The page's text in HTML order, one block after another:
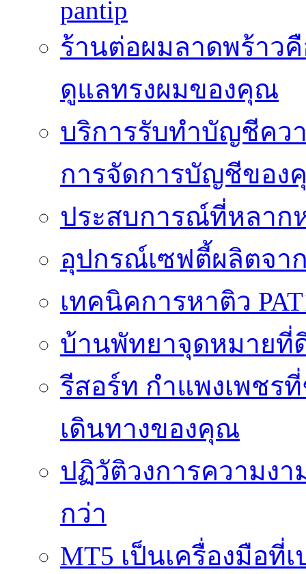
pantip
ร้านต่อผมลาดพร้าว
ดูแลทรงผมของคุณ
บริการรับทำบัญชีคว
การจัดการบัญชีของ
ประสบการณ์ที่หลาก
อุปกรณ์เซฟตี้ผลิตจา
เทคนิคการหาติว
บ้านพัทยาจุดหมายที่
รีสอร์ท กำแพงเพชร
เดินทางของคุณ
ปฏิวัติวงการความง
กว่า
MT5 เป็นเครื่องมือที่